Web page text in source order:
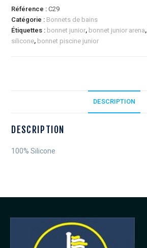
Référence :C29
Catégorie : Bonnets de bains
Étiquettes : bonnet junior, bonnet junior arena,
silicone, bonnet piscine junior
DESCRIPTION
DESCRIPTION
100% Silicone